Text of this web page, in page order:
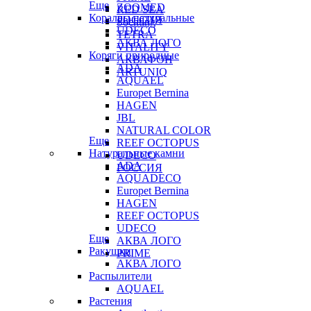
RED SEA
Sochting
TETRA
VITALITY
АКВАФОН
ARTUNIQ
ZOOMED
РОССИЯ
Еще
Кораллы натуральные
UDECO
АКВА ЛОГО
Коряги природные
ADA
AQUAEL
Europet Bernina
HAGEN
JBL
NATURAL COLOR
REEF OCTOPUS
UDECO
РОССИЯ
Еще
Натуральные камни
ADA
AQUADECO
Europet Bernina
HAGEN
REEF OCTOPUS
UDECO
АКВА ЛОГО
PRIME
Еще
Ракушки
АКВА ЛОГО
Распылители
AQUAEL
Растения